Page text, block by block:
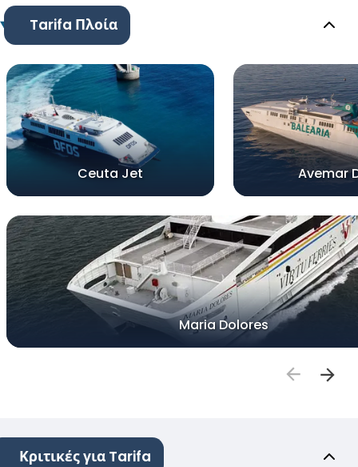
Tarifa Πλοία
Ceuta Jet Avemar
Maria Dolores
Κριτικές για Tarifa